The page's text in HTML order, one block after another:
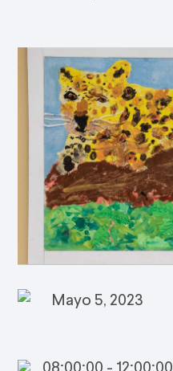
Mayo 5, 2023
08:00:00 - 12:00:00